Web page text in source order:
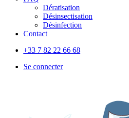
Dératisation
Désinsectisation
Désinfection
Contact
+33 7 82 22 66 68
Se connecter